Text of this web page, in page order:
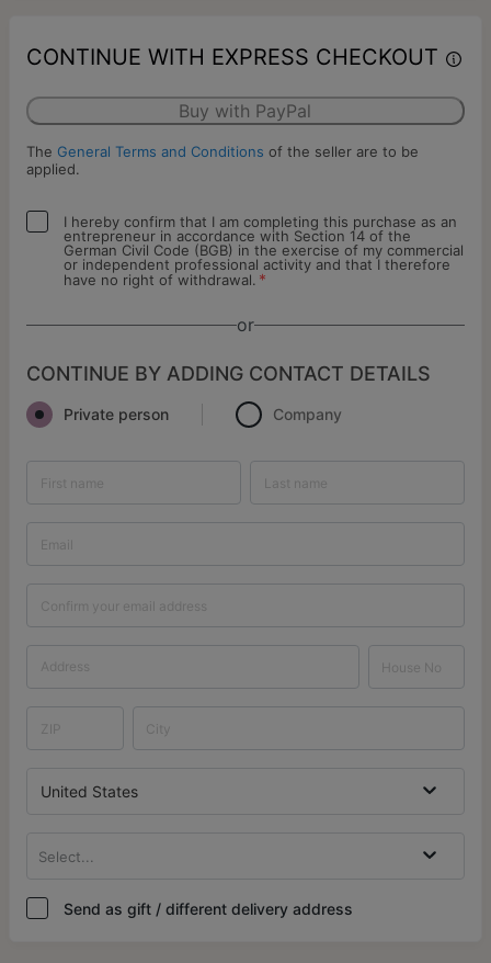
CONTINUE WITH EXPRESS CHECKOUT
Buy with PayPal
The General Terms and Conditions of the seller are to be
applied.
I hereby confirm that I am completing this purchase as an
entrepreneur in accordance with Section 14 of the
German Civil Code (BGB) in the exercise of my commercial
or independent professional activity and that I therefore
have no right of withdrawal. *
or
CONTINUE BY ADDING CONTACT DETAILS
Private person Company
United States
Select...
Send as gift / different delivery address